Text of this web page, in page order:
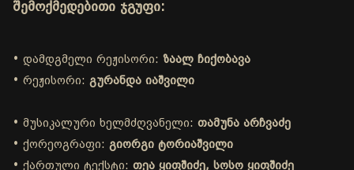
შემოქმედებითი ჯგუფი:
• დამდგმელი რეჟისორი: ზაალ ჩიქობავა
• რეჟისორი: გურანდა იაშვილი
• მუსიკალური ხელმძღვანელი: თამუნა არჩვაძე
• ქორეოგრაფი: გიორგი ტორიაშვილი
• ქართული ტექსტი: თეა ყიფშიძე, სოსო ყიფშიძე